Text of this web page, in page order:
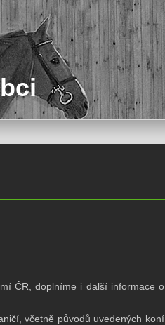
ČR, doplníme i další informace o
včetně původů uvedených koní